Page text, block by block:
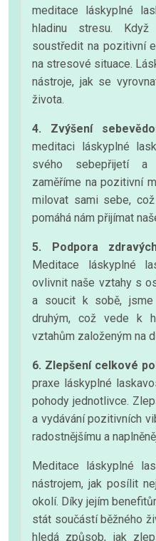
meditace láskyplné
hladinu stresu.
soustředit na pozitivní
na stresové situace.
nástroje, jak se
života.
4. Zvýšení
meditaci láskyplné
svého sebepřijetí a
zaměříme na pozitivní
milovat sami sebe,
pomáhá nám přijímat
5. Podpora
Meditace láskyplné
ovlivnit naše vztahy s
a soucit k sobě,
druhým, což vede k
vztahům založeným na
6. Zlepšení celkové
praxe láskyplné
pohody jednotlivce.
a vydávání pozitivních
radostnějšímu a
Meditace láskyplné
nástrojem, jak posílit
okolí. Díky jejím
stát součástí běžného
hledá způsob, jak